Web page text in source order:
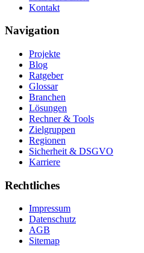
Kontakt
Navigation
Projekte
Blog
Ratgeber
Glossar
Branchen
Lösungen
Rechner & Tools
Zielgruppen
Regionen
Sicherheit & DSGVO
Karriere
Rechtliches
Impressum
Datenschutz
AGB
Sitemap